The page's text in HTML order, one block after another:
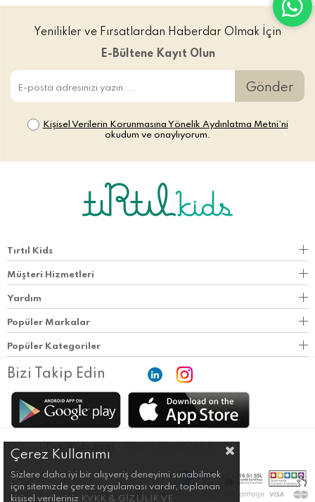
Yenilikler ve Fırsatlardan Haberdar Olmak İçin
E-Bültene Kayıt Olun
Gönder
Kişisel Verilerin Korunmasına Yönelik Aydınlatma Metni’ni
okudum ve onaylıyorum.
Tırtıl Kids
Müşteri Hizmetleri
Yardım
Popüler Markalar
Popüler Kategoriler
Bizi Takip Edin
© 2021 TirtilKids.com
Çerez Kullanımı
Sizlere daha iyi bir alışveriş deneyimi sunabilmek
için sitemizde çerez uygulaması vardır, toplanan
kişisel verileriniz KVKK & GİZLİLİK VE